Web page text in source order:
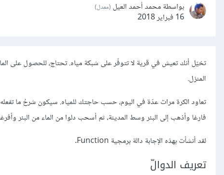
بواسطة محمد أحمد العيل (معدل)
16 فبراير 2018
تخيّل أنك تعيش في قرية لا تتوفّر على شبكة مياه. تحتاج، للحصول على
المنزل.
تعاود الكرة مرات عدّة في اليوم، حسب حاجتك للمياه. سيكون شرحُ ما
فارغا وأذهب إلى البئر وسط المدينة، ثم أسحب دلوا من الماء من البئر
لقد أنشأت بهذه الإجابة دالة برمجية Function.
تعريف الدوالّ